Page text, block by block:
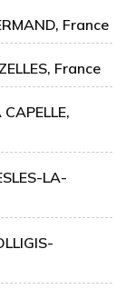
France
France
LA-